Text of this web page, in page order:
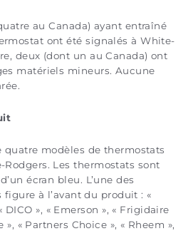
au Canada) ayant entraîné
ont été signalés à White-
deux (dont un au Canada) ont
matériels mineurs. Aucune
quatre modèles de thermostats
Les thermostats sont
écran bleu. L’une des
à l’avant du produit : «
DICO », « Emerson », « Frigidaire
», « Partners Choice », « Rheem »,